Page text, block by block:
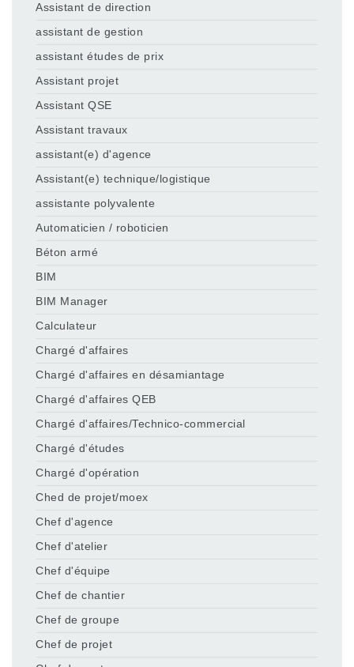
Assistant de direction
assistant de gestion
assistant études de prix
Assistant projet
Assistant QSE
Assistant travaux
assistant(e) d'agence
Assistant(e) technique/logistique
assistante polyvalente
Automaticien / roboticien
Béton armé
BIM
BIM Manager
Calculateur
Chargé d'affaires
Chargé d'affaires en désamiantage
Chargé d'affaires QEB
Chargé d'affaires/Technico-commercial
Chargé d'études
Chargé d'opération
Ched de projet/moex
Chef d'agence
Chef d'atelier
Chef d'équipe
Chef de chantier
Chef de groupe
Chef de projet